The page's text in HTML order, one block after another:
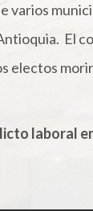
varios
El
electos
laboral